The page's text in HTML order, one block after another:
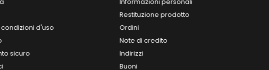
d'uso
sicuro
Restituzione prodotto
Ordini
Note di credito
Indirizzi
Buoni